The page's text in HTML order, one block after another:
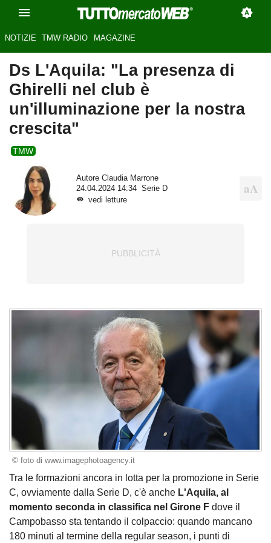
NOTIZIE TMW RADIO MAGAZINE
Ds L'Aquila: "La presenza di
Ghirelli nel club è
un'illuminazione per la nostra
crescita"
TMW
Autore Claudia Marrone
24.04.2024 14:34
Serie D
vedi letture
© foto di www.imagephotoagency.it
Tra le formazioni ancora in lotta per la promozione in Serie
C, ovviamente dalla Serie D, c'è anche L'Aquila, al
momento seconda in classifica nel Girone F dove il
Campobasso sta tentando il colpaccio: quando mancano
180 minuti al termine della regular season, i punti di